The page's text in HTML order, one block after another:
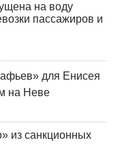
на воду
пассажиров и
для Енисея
на Неве
из санкционных